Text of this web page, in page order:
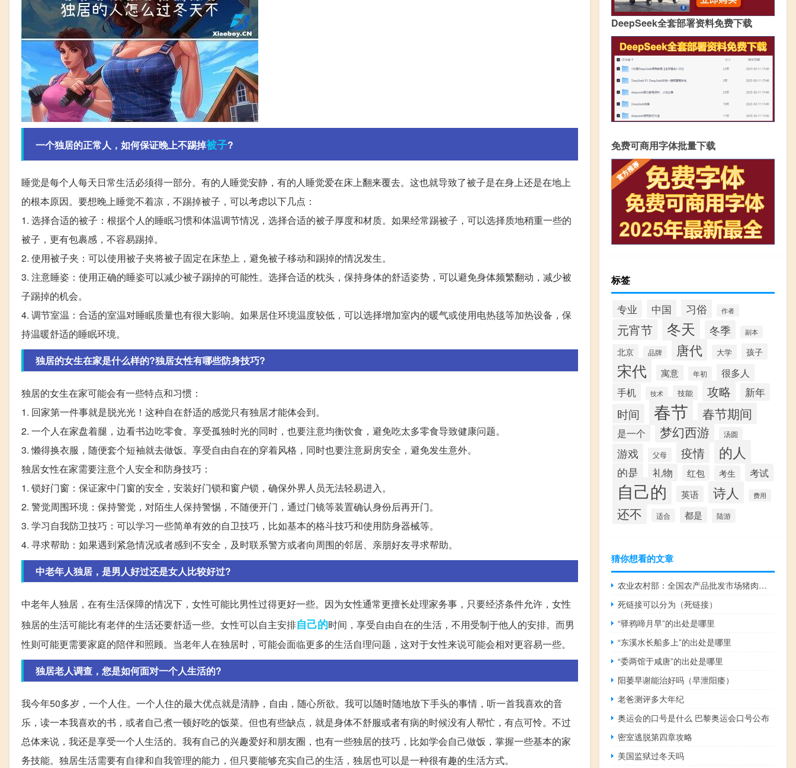
一个独居的正常人，如何保证晚上不踢掉被子?
睡觉是每个人每天日常生活必须得一部分。有的人睡觉安静，有的人睡觉爱在床上翻来覆去。这也就导致了被子是在身上还是在地上
的根本原因。要想晚上睡觉不着凉，不踢掉被子，可以考虑以下几点：
1. 选择合适的被子：根据个人的睡眠习惯和体温调节情况，选择合适的被子厚度和材质。如果经常踢被子，可以选择质地稍重一些的
被子，更有包裹感，不容易踢掉。
2. 使用被子夹：可以使用被子夹将被子固定在床垫上，避免被子移动和踢掉的情况发生。
3. 注意睡姿：使用正确的睡姿可以减少被子踢掉的可能性。选择合适的枕头，保持身体的舒适姿势，可以避免身体频繁翻动，减少被
子踢掉的机会。
4. 调节室温：合适的室温对睡眠质量也有很大影响。如果居住环境温度较低，可以选择增加室内的暖气或使用电热毯等加热设备，保
持温暖舒适的睡眠环境。
独居的女生在家是什么样的?独居女性有哪些防身技巧?
独居的女生在家可能会有一些特点和习惯：
1. 回家第一件事就是脱光光！这种自在舒适的感觉只有独居才能体会到。
2. 一个人在家盘着腿，边看书边吃零食。享受孤独时光的同时，也要注意均衡饮食，避免吃太多零食导致健康问题。
3. 懒得换衣服，随便套个短袖就去做饭。享受自由自在的穿着风格，同时也要注意厨房安全，避免发生意外。
独居女性在家需要注意个人安全和防身技巧：
1. 锁好门窗：保证家中门窗的安全，安装好门锁和窗户锁，确保外界人员无法轻易进入。
2. 警觉周围环境：保持警觉，对陌生人保持警惕，不随便开门，通过门镜等装置确认身份后再开门。
3. 学习自我防卫技巧：可以学习一些简单有效的自卫技巧，比如基本的格斗技巧和使用防身器械等。
4. 寻求帮助：如果遇到紧急情况或者感到不安全，及时联系警方或者向周围的邻居、亲朋好友寻求帮助。
中老年人独居，是男人好过还是女人比较好过?
中老年人独居，在有生活保障的情况下，女性可能比男性过得更好一些。因为女性通常更擅长处理家务事，只要经济条件允许，女性
独居的生活可能比有老伴的生活还要舒适一些。女性可以自主安排自己的时间，享受自由自在的生活，不用受制于他人的安排。而男
性则可能更需要家庭的陪伴和照顾。当老年人在独居时，可能会面临更多的生活自理问题，这对于女性来说可能会相对更容易一些。
独居老人调查，您是如何面对一个人生活的?
我今年50多岁，一个人住。一个人住的最大优点就是清静，自由，随心所欲。我可以随时随地放下手头的事情，听一首我喜欢的音
乐，读一本我喜欢的书，或者自己煮一顿好吃的饭菜。但也有些缺点，就是身体不舒服或者有病的时候没有人帮忙，有点可怜。不过
总体来说，我还是享受一个人生活的。我有自己的兴趣爱好和朋友圈，也有一些独居的技巧，比如学会自己做饭，掌握一些基本的家
务技能。独居生活需要有自律和自我管理的能力，但只要能够充实自己的生活，独居也可以是一种很有趣的生活方式。
DeepSeek全套部署资料免费下载
免费可商用字体批量下载
标签
专业 中国 习俗 作者
元宵节 冬天 冬季 副本
北京 品牌 唐代 大学 孩子
宋代 寓意 年初 很多人
手机 技术 技能 攻略 新年
时间 春节 春节期间
是一个 梦幻西游 汤圆
游戏 父母 疫情 的人
的是 礼物 红包 考生 考试
自己的 英语 诗人 费用
还不 适合 都是 陆游
猜你想看的文章
农业农村部：全国农产品批发市场猪肉平均价格为22.36元/公斤比上周五上升0.9%
死链接可以分为（死链接）
“驿鸦啼月早”的出处是哪里
“东溪水长船多上”的出处是哪里
“委两馆于咸唐”的出处是哪里
阳萎早谢能治好吗（早泄阳痿）
老爸测评多大年纪
奥运会的口号是什么 巴黎奥运会口号公布
密室逃脱第四章攻略
美国监狱过冬天吗